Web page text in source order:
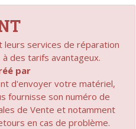
services de réparation
des tarifs avantageux.
par
d'envoyer votre matériel,
fournisse son numéro de
de Vente et notamment
en cas de problème.